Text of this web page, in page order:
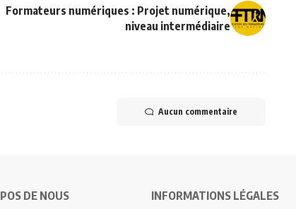
Formateurs numériques : Projet numérique,
niveau intermédiaire
Aucun commentaire
DE NOUS INFORMATIONS LÉGALES